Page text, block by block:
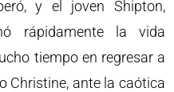
y el joven Shipton,
rápidamente la vida
tiempo en regresar a
Christine, ante la caótica